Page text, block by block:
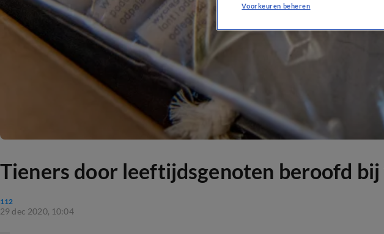
Tieners door leeftijdsgenoten beroofd
112
29 dec 2020, 10:04
Voorkeuren beheren